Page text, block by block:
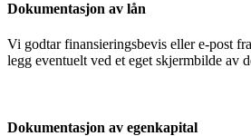
Dokumentasjon av lån
Vi godtar finansieringsbevis eller e-post
legg eventuelt ved et eget skjermbilde av
Dokumentasjon av egenkapital